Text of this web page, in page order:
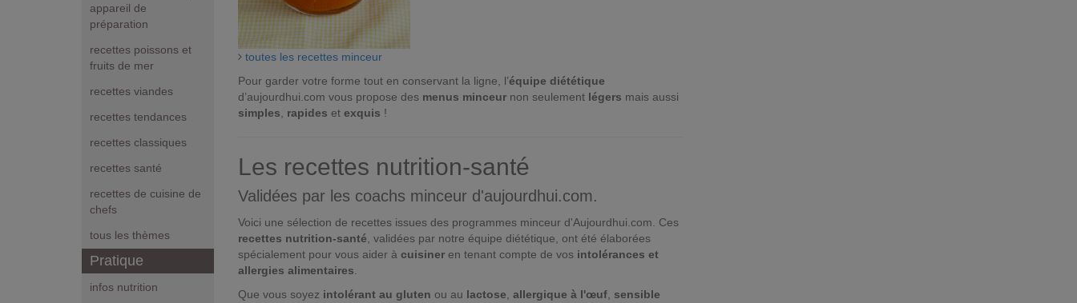
appareil de
préparation
recettes poissons et
fruits de mer
recettes viandes
recettes tendances
recettes classiques
recettes santé
recettes de cuisine de
chefs
tous les thèmes
Pratique
infos nutrition
toutes les recettes minceur
Pour garder votre forme tout en conservant la ligne, l’équipe diététique
d’aujourdhui.com vous propose des menus minceur non seulement légers mais aussi
simples
rapides et exquis !
Les recettes nutrition-santé
Validées par les coachs minceur d'aujourdhui.com.
Voici une sélection de recettes issues des programmes minceur d'Aujourdhui.com. Ces
recettes nutrition-santé , validées par notre équipe diététique, ont été élaborées
spécialement pour vous aider à cuisiner en tenant compte de vos intolérances et
allergies alimentaires
Que vous soyez intolérant au gluten ou au lactose allergique à l'œuf sensible